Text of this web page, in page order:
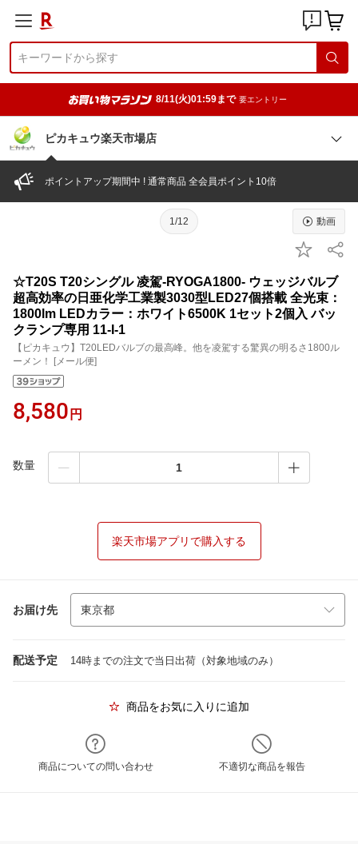
8/11(火)01:59まで 要エントリー
ピカキュウ楽天市場店
ポイントアップ期間中 ! 通常商品 全会員ポイント10倍
1/12 動画
☆T20S T20シングル 凌駕-RYOGA1800- ウェッジバルブ
超高効率の日亜化学工業製3030型LED27個搭載 全光束：
1800lm LEDカラー：ホワイト6500K 1セット2個入 バッ
クランプ専用 11-I-1
【ピカキュウ】T20LEDバルブの最高峰。他を凌駕する驚異の明るさ1800ル
ーメン！ [メール便]
8,580 円
数量
楽天市場アプリで購入する
お届け先
配送予定 14時までの注文で当日出荷（対象地域のみ）
商品をお気に入りに追加
商品についての問い合わせ 不適切な商品を報告